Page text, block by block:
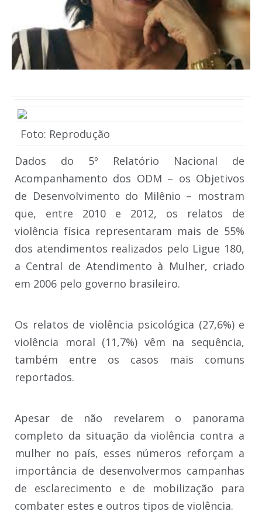
Foto: Reprodução
Dados do 5º Relatório Nacional de
Acompanhamento dos ODM – os Objetivos
de Desenvolvimento do Milênio – mostram
que, entre 2010 e 2012, os relatos de
violência física representaram mais de 55%
dos atendimentos realizados pelo Ligue 180,
a Central de Atendimento à Mulher, criado
em 2006 pelo governo brasileiro.
Os relatos de violência psicológica (27,6%) e
violência moral (11,7%) vêm na sequência,
também entre os casos mais comuns
reportados.
Apesar de não revelarem o panorama
completo da situação da violência contra a
mulher no país, esses números reforçam a
importância de desenvolvermos campanhas
de esclarecimento e de mobilização para
combater estes e outros tipos de violência.